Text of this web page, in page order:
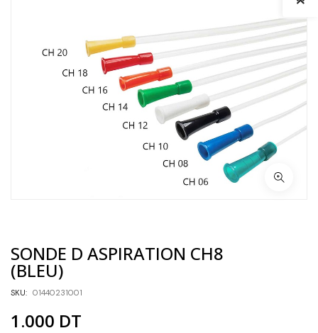
SONDE D ASPIRATION CH8
(BLEU)
SKU: 01440231001
1.000 DT